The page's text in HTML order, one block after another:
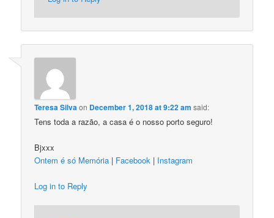
Teresa Silvaon December 1, 2018 at 9:22 am said:
Tens toda a razão, a casa é o nosso porto seguro!
Bjxxx
Ontem é só Memória | Facebook | Instagram
Log in to Reply